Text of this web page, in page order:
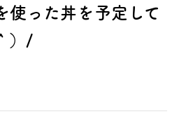
使った丼を予定して
）/